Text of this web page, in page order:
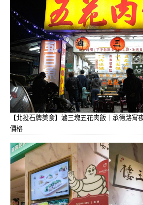
【北投石牌美食】滷三塊五花肉飯｜承德路宵
價格